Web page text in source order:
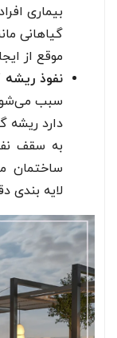
بیماری
گیاهانی
موقع از
نفوذ ریشه
سبب
دارد ریشه
به سقف
ساختمان
لایه بندی